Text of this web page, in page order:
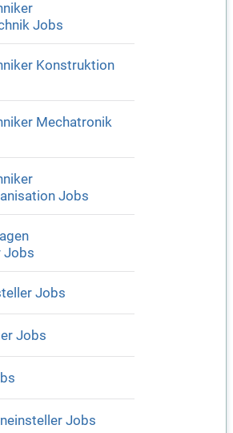
Jobs
Konstruktion
Mechatronik
Jobs
Jobs
Jobs
Jobs
Jobs